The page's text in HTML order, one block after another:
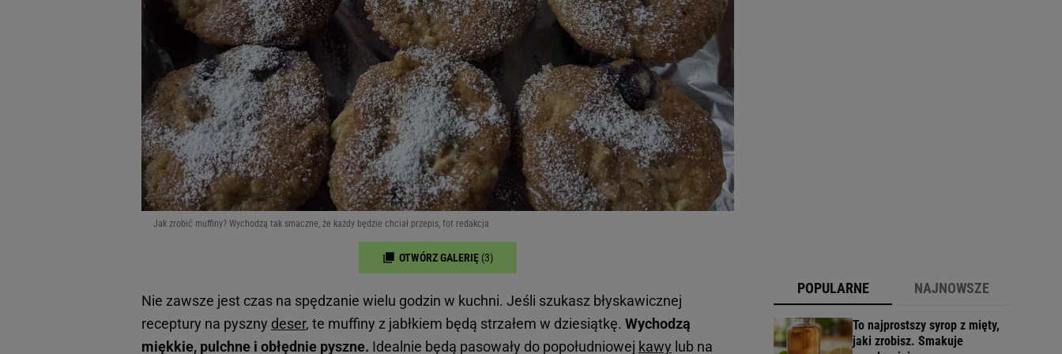
Jak zrobić muffiny? Wychodzą tak smaczne, że każdy będzie chciał przepis, fot redakcja
OTWÓRZ GALERIĘ (3)
Nie zawsze jest czas na spędzanie wielu godzin w kuchni. Jeśli szukasz błyskawicznej
receptury na pyszny deser, te muffiny z jabłkiem będą strzałem w dziesiątkę. Wychodzą
miękkie, pulchne i obłędnie pyszne. Idealnie będą pasowały do popołudniowej kawy lub na
POPULARNE NAJNOWSZE
To najprostszy syrop z mięty,
jaki zrobisz. Smakuje